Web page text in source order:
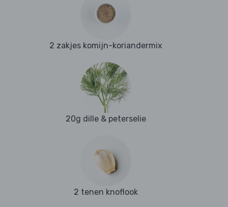
2 zakjes komijn-koriandermix
20g dille & peterselie
2 tenen knoflook